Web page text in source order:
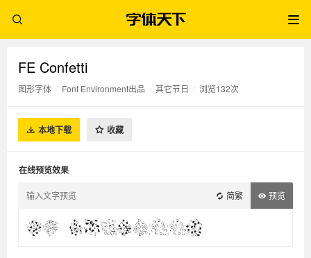
FE Confetti
图形字体 Font Environment出品 其它节日 浏览132次
本地下载 收藏
在线预览效果
简繁 预览